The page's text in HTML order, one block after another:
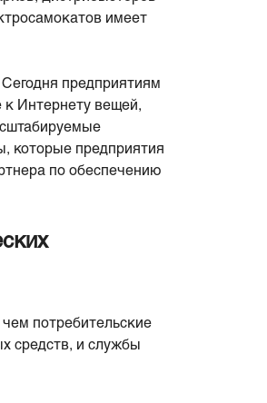
имеет
предприятиям
к Интернету вещей,
которые предприятия
по обеспечению
потребительские
средств, и службы